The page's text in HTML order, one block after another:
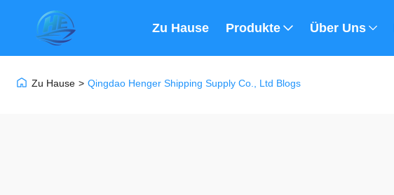
Zu Hause Produkte Über Uns
Zu Hause > Qingdao Henger Shipping Supply Co., Ltd Blogs